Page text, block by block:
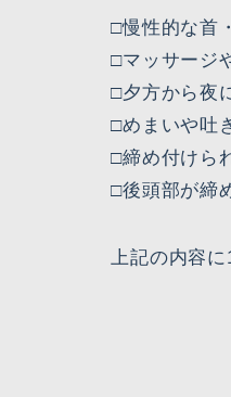
□慢性的な首
□マッサージ
□夕方から夜
□めまいや吐
□締め付けら
□後頭部が締
上記の内容